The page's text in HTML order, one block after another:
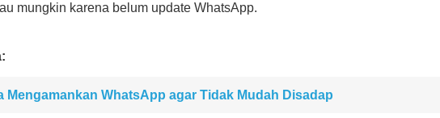
mungkin karena belum update WhatsApp.
Mengamankan WhatsApp agar Tidak Mudah Disadap